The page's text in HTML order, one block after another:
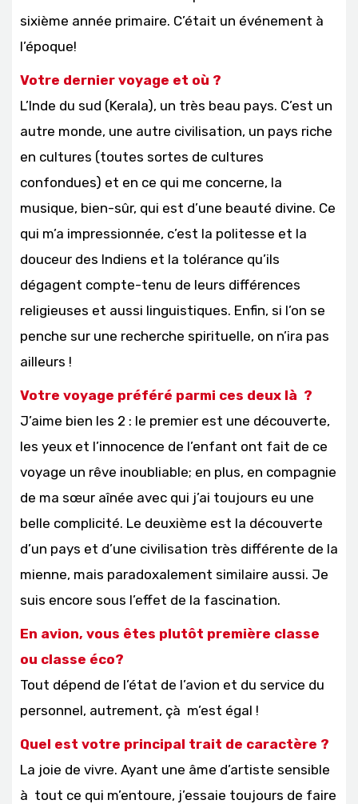
sixième année primaire. C’était un événement à
l’époque!
Votre dernier voyage et où ?
L’Inde du sud (Kerala), un très beau pays. C’est un
autre monde, une autre civilisation, un pays riche
en cultures (toutes sortes de cultures
confondues) et en ce qui me concerne, la
musique, bien-sûr, qui est d’une beauté divine. Ce
qui m’a impressionnée, c’est la politesse et la
douceur des Indiens et la tolérance qu’ils
dégagent compte-tenu de leurs différences
religieuses et aussi linguistiques. Enfin, si l’on se
penche sur une recherche spirituelle, on n’ira pas
ailleurs !
Votre voyage préféré parmi ces deux là ?
J’aime bien les 2 : le premier est une découverte,
les yeux et l’innocence de l’enfant ont fait de ce
voyage un rêve inoubliable; en plus, en compagnie
de ma sœur aînée avec qui j’ai toujours eu une
belle complicité. Le deuxième est la découverte
d’un pays et d’une civilisation très différente de la
mienne, mais paradoxalement similaire aussi. Je
suis encore sous l’effet de la fascination.
En avion, vous êtes plutôt première classe
ou classe éco?
Tout dépend de l’état de l’avion et du service du
personnel, autrement, çà m’est égal !
Quel est votre principal trait de caractère ?
La joie de vivre. Ayant une âme d’artiste sensible
à tout ce qui m’entoure, j’essaie toujours de faire